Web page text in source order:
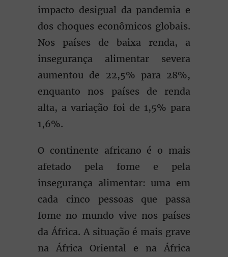
impacto desigual da pandemia e
dos choques econômicos globais.
Nos países de baixa renda, a
insegurança alimentar severa
aumentou de 22,5% para 28%,
enquanto nos países de renda
alta, a variação foi de 1,5% para
1,6%.
O continente africano é o mais
afetado pela fome e pela
insegurança alimentar: uma em
cada cinco pessoas que passa
fome no mundo vive nos países
da África. A situação é mais grave
na África Oriental e na África